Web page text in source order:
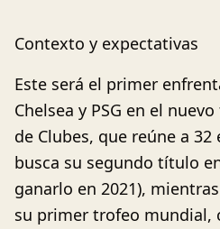
Contexto y expectativas
Este será el primer
Chelsea y PSG en el
de Clubes, que reúne a 32
busca su segundo título
ganarlo en 2021),
su primer trofeo mundial,